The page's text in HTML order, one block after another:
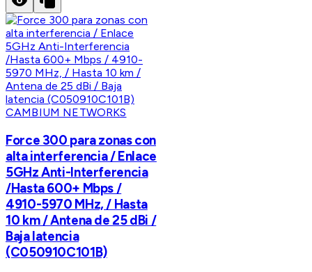
CAMBIUM NETWORKS
Force 300 para zonas con
alta interferencia / Enlace
5GHz Anti-Interferencia
/Hasta 600+ Mbps /
4910-5970 MHz, / Hasta
10 km / Antena de 25 dBi /
Baja latencia
(C050910C101B)